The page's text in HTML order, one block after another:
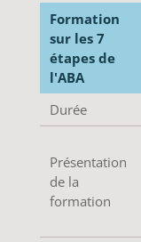
Formation
sur les 7
étapes de
l'ABA
Durée
Présentation
de la
formation